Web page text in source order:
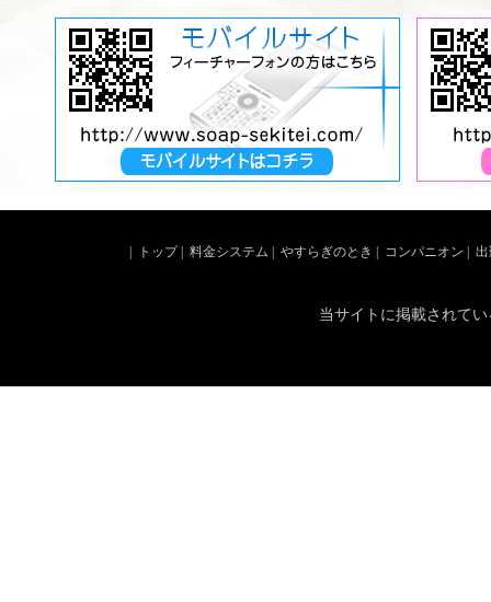
トップ| 料金システム やすらぎのとき コンパニオン 出
当サイトに掲載されて